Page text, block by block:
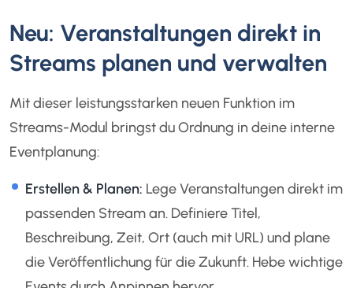
Neu: Veranstaltungen direkt in
Streams planen und verwalten
Mit dieser leistungsstarken neuen Funktion im
Streams-Modul bringst du Ordnung in deine interne
Eventplanung:
Erstellen & Planen: Lege Veranstaltungen direkt im
passenden Stream an. Definiere Titel,
Beschreibung, Zeit, Ort (auch mit URL) und plane
die Veröffentlichung für die Zukunft. Hebe wichtige